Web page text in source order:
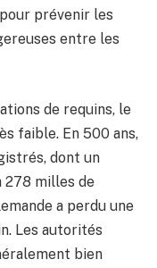
prévenir les
entre les
de requins, le
faible. En 500 ans,
dont un
278 milles de
a perdu une
Les autorités
bien